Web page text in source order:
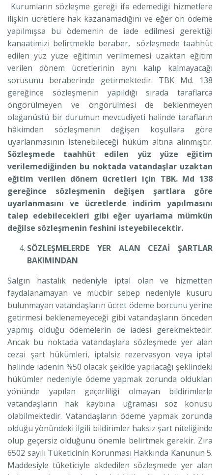
Kurumların sözleşme gereği ifa edemediği hizmetlere
ilişkin ücretlere hak kazanamadığını ve eğer ön ödeme
yapılmışsa bu ödemenin de iade edilmesi gerektiği
kanaatimizi belirtmekle beraber, sözleşmede taahhüt
edilen yüz yüze eğitimin verilmemesi uzaktan eğitim
verilen dönem ücretlerinin aynı kalıp kalmayacağı
sorusunu beraberinde getirmektedir. TBK Md. 138
gereğince sözleşmenin yapıldığı sırada taraflarca
öngörülmeyen ve öngörülmesi de beklenmeyen
olağanüstü bir durumun mevcudiyeti halinde tarafların
hâkimden sözleşmenin değişen koşullara göre
uyarlanmasının istenebileceği hüküm altına alınmıştır.
Sözleşmede taahhüt edilen yüz yüze eğitim
verilemediğinden bu noktada vatandaşlar uzaktan
eğitim verilen dönem ücretleri için TBK. Md 138
gereğince sözleşmenin değişen şartlara göre
uyarlanmasını ve ücretlerde indirim yapılmasını
talep edebilecekleri gibi eğer uyarlama mümkün
değilse sözleşmenin feshini isteyebilecektir.
SÖZLEŞMELERDE YER ALAN CEZAİ ŞARTLAR
BAKIMINDAN
Salgın hastalık nedeniyle iptal olan ve hizmetten
faydalanamayan ve mücbir sebep nedeniyle kusuru
bulunmayan vatandaşların ücret ödeme borcunu yerine
getirmesi beklenemeyeceği gibi vatandaşların önceden
yapmış olduğu ödemelerin de iadesi gerekmektedir.
Ancak bu noktada vatandaşlara sözleşmede yer alan
cezai şart hükümleri, iptalsiz rezervasyon veya iptal
halinde iadenin %50 olacak şekilde yapılacağı şeklindeki
hükümler nedeniyle ödeme yapmak zorunda oldukları
yönünde yapılan geçerliliği olmayan bildirimlerle
vatandaşların hak kaybına uğraması söz konusu
olabilmektedir. Vatandaşların ödeme yapmak zorunda
olduğu yönündeki ilgili bildirimler haksız şart niteliğinde
olup geçersiz olduğunu önemle belirtmek gerekir. Zira
6502 sayılı Tüketicinin Korunması Hakkında Kanunun 5.
Maddesiyle tüketiciyle akdedilen sözleşmede yer alan